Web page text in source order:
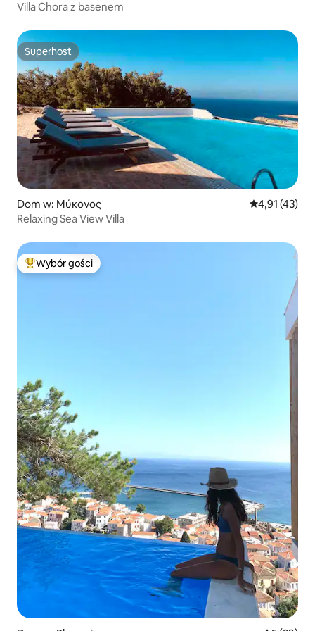
Villa Chora z basenem
Superhost
Superhost
Dom w: Μύκονος Średnia
4,91 (43)
Relaxing Sea View Villa
Najpopularniejsze z kategorii Wybór gości
Wybór gości